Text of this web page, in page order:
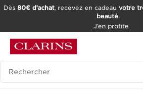
OUTIL D'ACCESSIBILITÉ
Dès 80€ d’achat, recevez en cadeau votre
beauté.
J’en profite
Historique des recherches